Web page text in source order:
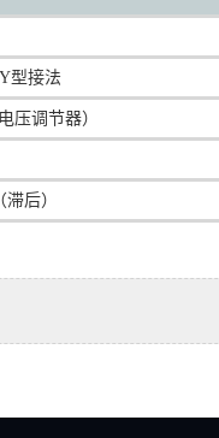
型接法
压调节器）
后）